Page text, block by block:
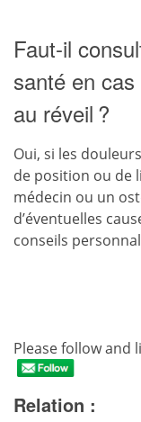
Faut-il
santé en
au réveil ?
Oui, si les
de position ou de
médecin ou un
d’éventuelles
conseils
Please follow and
Relation :